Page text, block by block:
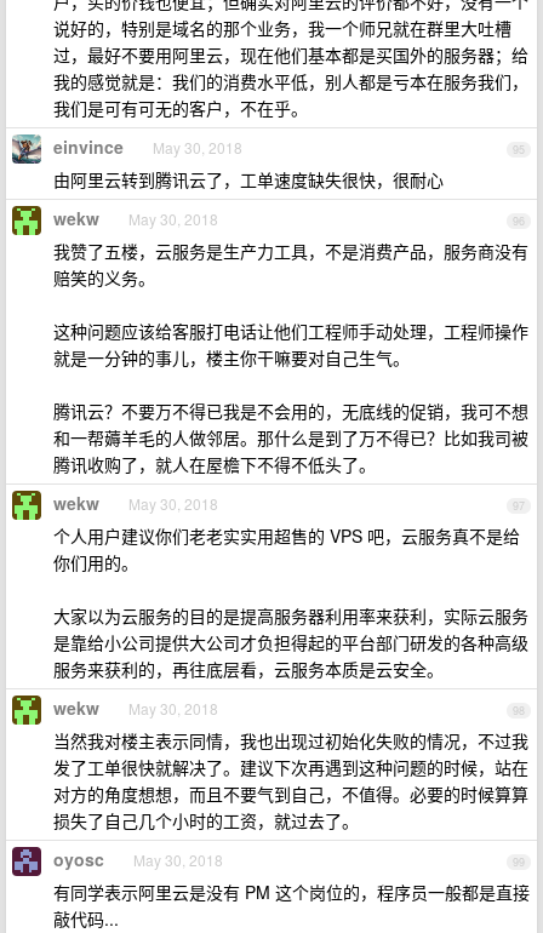
说好的，特别是域名的那个业务，我一个师兄就在群里大吐槽
过，最好不要用阿里云，现在他们基本都是买国外的服务器；给
我的感觉就是：我们的消费水平低，别人都是亏本在服务我们，
我们是可有可无的客户，不在乎。
95
einvince May 30, 2018
由阿里云转到腾讯云了，工单速度缺失很快，很耐心
96
wekw May 30, 2018
我赞了五楼，云服务是生产力工具，不是消费产品，服务商没有
赔笑的义务。
这种问题应该给客服打电话让他们工程师手动处理，工程师操作
就是一分钟的事儿，楼主你干嘛要对自己生气。
腾讯云？不要万不得已我是不会用的，无底线的促销，我可不想
和一帮薅羊毛的人做邻居。那什么是到了万不得已？比如我司被
腾讯收购了，就人在屋檐下不得不低头了。
97
wekw May 30, 2018
个人用户建议你们老老实实用超售的 VPS 吧，云服务真不是给
你们用的。
大家以为云服务的目的是提高服务器利用率来获利，实际云服务
是靠给小公司提供大公司才负担得起的平台部门研发的各种高级
服务来获利的，再往底层看，云服务本质是云安全。
98
wekw May 30, 2018
当然我对楼主表示同情，我也出现过初始化失败的情况，不过我
发了工单很快就解决了。建议下次再遇到这种问题的时候，站在
对方的角度想想，而且不要气到自己，不值得。必要的时候算算
损失了自己几个小时的工资，就过去了。
99
oyosc May 30, 2018
有同学表示阿里云是没有 PM 这个岗位的，程序员一般都是直接
敲代码...